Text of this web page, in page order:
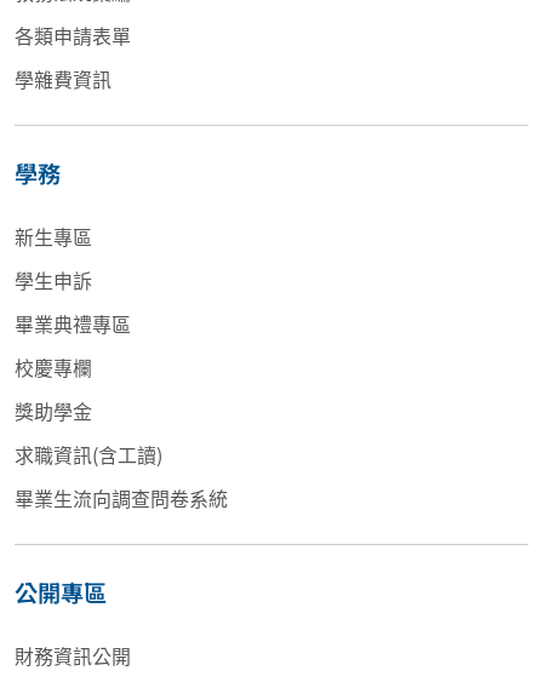
各類申請表單
學雜費資訊
學務
新生專區
學生申訴
畢業典禮專區
校慶專欄
獎助學金
求職資訊(含工讀)
畢業生流向調查問卷系統
公開專區
財務資訊公開